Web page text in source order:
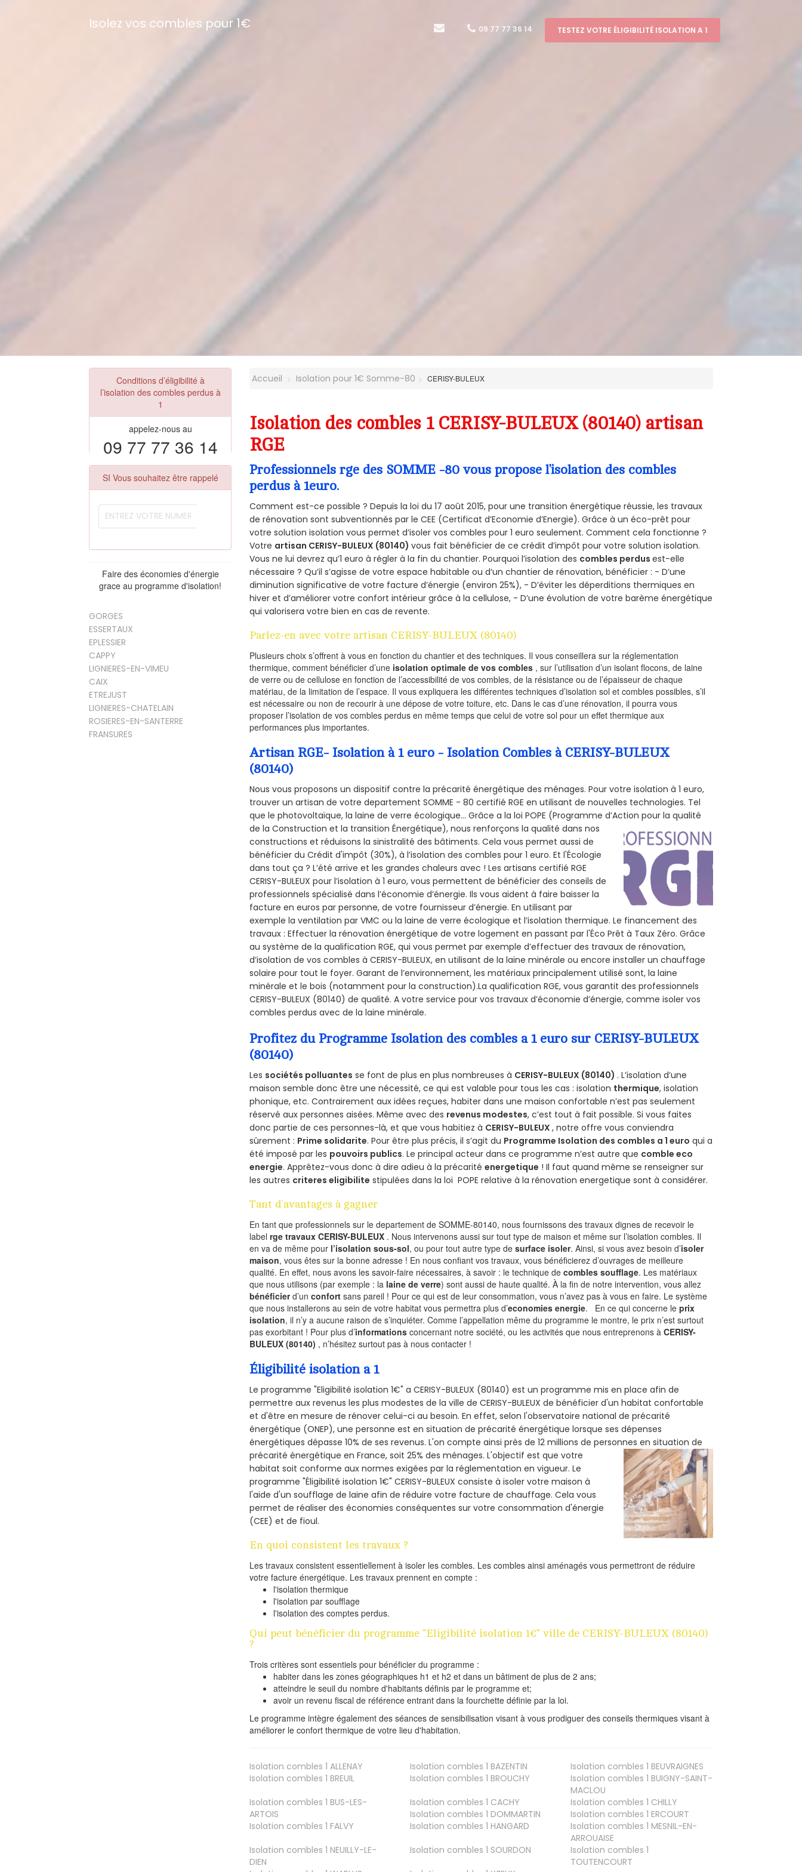
Isolez vos combles pour 1€ 09 77 77 36 14 TESTEZ VOTRE ÉLIGIBILITÉ ISOLATION A 1
Conditions d’éligibilité à
l’isolation des combles perdus à
1
appelez-nous au
09 77 77 36 14
SI Vous souhaitez être rappelé
Faire des économies d'énergie
grace au programme d'isolation!
GORGES
ESSERTAUX
EPLESSIER
CAPPY
LIGNIERES-EN-VIMEU
CAIX
ETREJUST
LIGNIERES-CHATELAIN
ROSIERES-EN-SANTERRE
FRANSURES
Accueil Isolation pour 1€ Somme-80 CERISY-BULEUX
Isolation des combles 1 CERISY-BULEUX (80140) artisan
RGE
Professionnels rge des SOMME -80 vous propose l’isolation des combles
perdus à 1euro.
Comment est-ce possible ? Depuis la loi du 17 août 2015, pour une transition énergétique réussie, les travaux
de rénovation sont subventionnés par le CEE (Certificat d’Economie d’Energie). Grâce à un éco-prêt pour
votre solution isolation vous permet d’isoler vos combles pour 1 euro seulement. Comment cela fonctionne ?
Votre artisan CERISY-BULEUX (80140)vous fait bénéficier de ce crédit d’impôt pour votre solution isolation.
Vous ne lui devrez qu’1 euro à régler à la fin du chantier. Pourquoi l’isolation des combles perdusest-elle
nécessaire ? Qu’il s’agisse de votre espace habitable ou d’un chantier de rénovation, bénéficier : - D’une
diminution significative de votre facture d’énergie (environ 25%), - D’éviter les déperditions thermiques en
hiver et d’améliorer votre confort intérieur grâce à la cellulose, - D’une évolution de votre barème énergétique
qui valorisera votre bien en cas de revente.
Parlez-en avec votre artisan CERISY-BULEUX (80140)
Plusieurs choix s’offrent à vous en fonction du chantier et des techniques. Il vous conseillera sur la réglementation
thermique, comment bénéficier d’une isolation optimale de vos combles , sur l’utilisation d’un isolant flocons, de laine
de verre ou de cellulose en fonction de l’accessibilité de vos combles, de la résistance ou de l’épaisseur de chaque
matériau, de la limitation de l’espace. Il vous expliquera les différentes techniques d’isolation sol et combles possibles, s’il
est nécessaire ou non de recourir à une dépose de votre toiture, etc. Dans le cas d’une rénovation, il pourra vous
proposer l’isolation de vos combles perdus en même temps que celui de votre sol pour un effet thermique aux
performances plus importantes.
Artisan RGE- Isolation à 1 euro - Isolation Combles à CERISY-BULEUX
(80140)
Nous vous proposons un dispositif contre la précarité énergétique des ménages. Pour votre isolation à 1 euro,
trouver un artisan de votre departement SOMME - 80 certifié RGE en utilisant de nouvelles technologies. Tel
que le photovoltaïque, la laine de verre écologique... Grâce a la loi POPE (Programme d’Action pour la qualité
de la Construction et la transition Énergétique), nous renforçons la qualité dans nos
constructions et réduisons la sinistralité des bâtiments. Cela vous permet aussi de
bénéficier du Crédit d'impôt (30%), à l’isolation des combles pour 1 euro. Et l'Écologie
dans tout ça ? L’été arrive et les grandes chaleurs avec ! Les artisans certifié RGE
CERISY-BULEUX pour l’isolation à 1 euro, vous permettent de bénéficier des conseils de
professionnels spécialisé dans l’économie d’énergie. Ils vous aident à faire baisser la
facture en euros par personne, de votre fournisseur d’énergie. En utilisant par
exemple la ventilation par VMC ou la laine de verre écologique et l’isolation thermique. Le financement des
travaux : Effectuer la rénovation énergétique de votre logement en passant par l'Éco Prêt à Taux Zéro. Grâce
au système de la qualification RGE, qui vous permet par exemple d’effectuer des travaux de rénovation,
d’isolation de vos combles à CERISY-BULEUX, en utilisant de la laine minérale ou encore installer un chauffage
solaire pour tout le foyer. Garant de l’environnement, les matériaux principalement utilisé sont, la laine
minérale et le bois (notamment pour la construction).La qualification RGE, vous garantit des professionnels
CERISY-BULEUX (80140) de qualité. A votre service pour vos travaux d’économie d’énergie, comme isoler vos
combles perdus avec de la laine minérale.
Profitez du Programme Isolation des combles a 1 euro sur CERISY-BULEUX
(80140)
Les sociétés polluantes se font de plus en plus nombreuses à CERISY-BULEUX (80140) . L’isolation d’une
maison semble donc être une nécessité, ce qui est valable pour tous les cas : isolation thermique, isolation
phonique, etc. Contrairement aux idées reçues, habiter dans une maison confortable n’est pas seulement
réservé aux personnes aisées. Même avec des revenus modestes, c’est tout à fait possible. Si vous faites
donc partie de ces personnes-là, et que vous habitiez à CERISY-BULEUX, notre offre vous conviendra
sûrement : Prime solidarite. Pour être plus précis, il s’agit du Programme Isolation des combles a 1 euro qui a
été imposé par les pouvoirs publics. Le principal acteur dans ce programme n’est autre que comble eco
energie. Apprêtez-vous donc à dire adieu à la précaritéenergetique ! Il faut quand même se renseigner sur
les autres criteres eligibilite stipulées dans la loi POPE relative à la rénovation energetique sont à considérer.
Tant d’avantages à gagner
En tant que professionnels sur le departement de SOMME-80140, nous fournissons des travaux dignes de recevoir le
labelrge travaux CERISY-BULEUX . Nous intervenons aussi sur tout type de maison et même sur l’isolation combles. Il
en va de même pour l’isolation sous-sol, ou pour tout autre type desurface isoler. Ainsi, si vous avez besoin d’isoler
maison, vous êtes sur la bonne adresse ! En nous confiant vos travaux, vous bénéficierez d’ouvrages de meilleure
qualité. En effet, nous avons les savoir-faire nécessaires, à savoir : le technique decombles soufflage. Les matériaux
que nous utilisons (par exemple : la laine de verre) sont aussi de haute qualité. À la fin de notre intervention, vous allez
bénéficierd’unconfort sans pareil ! Pour ce qui est de leur consommation, vous n’avez pas à vous en faire. Le système
que nous installerons au sein de votre habitat vous permettra plus d’economies energie. En ce qui concerne leprix
isolation, il n’y a aucune raison de s’inquiéter. Comme l’appellation même du programme le montre, le prix n’est surtout
pas exorbitant ! Pour plus d’informations concernant notre société, ou les activités que nous entreprenons àCERISY-
BULEUX (80140) , n’hésitez surtout pas à nous contacter !
Éligibilité isolation a 1
Le programme "Eligibilité isolation 1€" a CERISY-BULEUX (80140) est un programme mis en place afin de
permettre aux revenus les plus modestes de la ville de CERISY-BULEUX de bénéficier d'un habitat confortable
et d'être en mesure de rénover celui-ci au besoin. En effet, selon l'observatoire national de précarité
énergétique (ONEP), une personne est en situation de précarité énergétique lorsque ses dépenses
énergétiques dépasse 10% de ses revenus. L'on compte ainsi près de 12 millions de personnes en situation de
précarité énergétique en France, soit 25% des ménages.L'objectif est que votre
habitat soit conforme aux normes exigées par la réglementation en vigueur. Le
programme "Éligibilité isolation 1€" CERISY-BULEUX consiste à isoler votre maison à
l'aide d'un soufflage de laine afin de réduire votre facture de chauffage. Cela vous
permet de réaliser des économies conséquentes sur votre consommation d'énergie
(CEE) et de fioul.
En quoi consistent les travaux ?
Les travaux consistent essentiellement à isoler les combles. Les combles ainsi aménagés vous permettront de réduire
votre facture énergétique. Les travaux prennent en compte :
l'isolation thermique
l'isolation par soufflage
l'isolation des comptes perdus.
Qui peut bénéficier du programme "Eligibilité isolation 1€" ville de CERISY-BULEUX (80140)
?
Trois critères sont essentiels pour bénéficier du programme :
habiter dans les zones géographiques h1 et h2 et dans un bâtiment de plus de 2 ans;
atteindre le seuil du nombre d'habitants définis par le programme et;
avoir un revenu fiscal de référence entrant dans la fourchette définie par la loi.
Le programme intègre également des séances de sensibilisation visant à vous prodiguer des conseils thermiques visant à
améliorer le confort thermique de votre lieu d'habitation.
Isolation combles 1 ALLENAY Isolation combles 1 BAZENTIN Isolation combles 1 BEUVRAIGNES
Isolation combles 1 BREUIL Isolation combles 1 BROUCHY Isolation combles 1 BUIGNY-SAINT-
MACLOU
Isolation combles 1 BUS-LES-
ARTOIS
Isolation combles 1 CACHY Isolation combles 1 CHILLY
Isolation combles 1 DOMMARTIN Isolation combles 1 ERCOURT
Isolation combles 1 FALVY Isolation combles 1 HANGARD Isolation combles 1 MESNIL-EN-
ARROUAISE
Isolation combles 1 NEUILLY-LE-
DIEN
Isolation combles 1 SOURDON
Isolation combles 1
TOUTENCOURT